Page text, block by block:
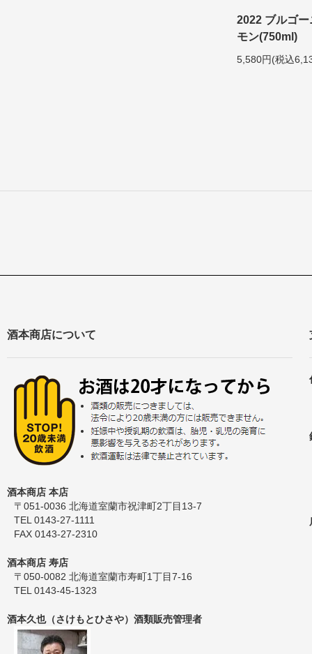
2022 ブルゴ
モン(750ml)
5,580円(税込
酒本商店について
酒本商店 本店
〒051-0036 北海道室蘭市祝津町2丁目13-7
TEL 0143-27-1111
FAX 0143-27-2310
酒本商店 寿店
〒050-0082 北海道室蘭市寿町1丁目7-16
TEL 0143-45-1323
酒本久也（さけもとひさや）酒類販売管理者